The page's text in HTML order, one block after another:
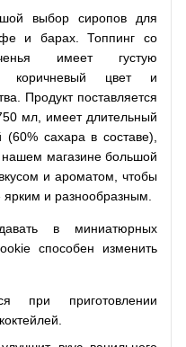
выбор сиропов для
и барах. Топпинг со
имеет густую
коричневый цвет и
Продукт поставляется
мл, имеет длительный
сахара в составе),
нашем магазине большой
и ароматом, чтобы
и разнообразным.
в миниатюрных
способен изменить
при приготовлении